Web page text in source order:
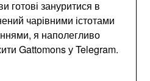
готові зануритися в
чарівними істотами
я наполегливо
Gattomons у Telegram.